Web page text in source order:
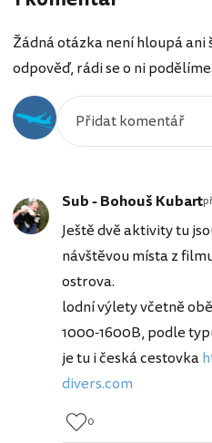
Žádná otázka není hloupá ani
odpověď, rádi se o ni podělíme.
Sub - Bohouš Kubart
Ještě dvě aktivity tu
návštěvou místa z
ostrova.
lodní výlety včetně
1000-1600B, podle
je tu i česká cestovka
divers.com
0